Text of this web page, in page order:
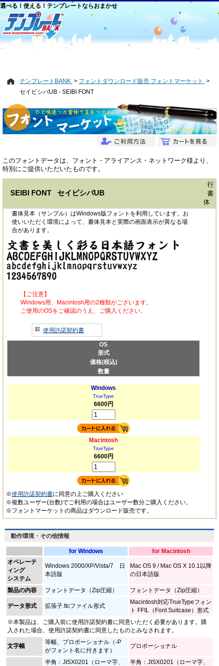
選べる！使える！テンプレートならおまかせ
テンプレートBANK
フォントダウンロード販売 フォントマーケット
セイビシバUB - SEIBI FONT
このフォントデータは、フォント・アライアンス・ネットワーク様より、
特別にご提供いただいたものです。
SEIBI FONT セイビシバUB
行
書
体
書体見本（サンプル）はWindows版フォントを利用しています。お
使いいただく環境によって、書体見本と実際の画面表示が異なる場
合があります。
【ご注意】
Windows用、Macintosh用の2種類がございます。
ご使用のOSをご確認のうえ、ご購入ください。
使用許諾契約書
OS
形式
価格(税込)
数量
Windows
TrueType
6600円
Macintosh
TrueType
6600円
※使用許諾契約書に同意の上ご購入ください
※複数ユーザー(台数)でご利用の場合はユーザー数分ご購入ください。
※フォントマーケットの商品はダウンロード販売です。
動作環境・その他情報
for Windows
for Macintosh
オペレーテ
ィング
システム
Windows 2000/XP/Vista/7 日
本語版
Mac OS 9 / Mac OS X 10.1以降
の日本語版
製品の内容 フォントデータ（Zip圧縮） フォントデータ（Zip圧縮）
データ形式 拡張子.ttcファイル形式
Macintosh対応TrueTypeフォン
ト FFIL（Font Suitcase）形式
※本製品は、ご購入前に使用許諾契約書に同意いただく必要があります。購
入された場合、使用許諾契約書に同意したものとみなされます。
文字幅
等幅、プロポーショナル（-P
がフォント名に付きます）
プロポーショナル
半角：JISX0201（ローマ字、
半角：JISX0201（ローマ字、